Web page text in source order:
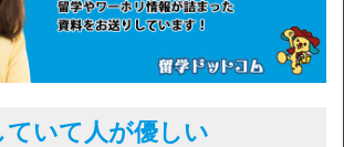
いて人が優しい